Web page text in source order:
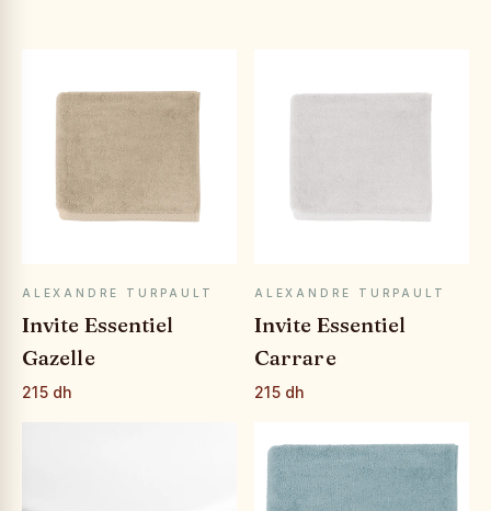
APERÇU RAPIDE
ALEXANDRE TURPAULT
Invite Essentiel
Gazelle
215 dh
APERÇU RAPIDE
ALEXANDRE TURPAULT
Invite Essentiel
Carrare
215 dh